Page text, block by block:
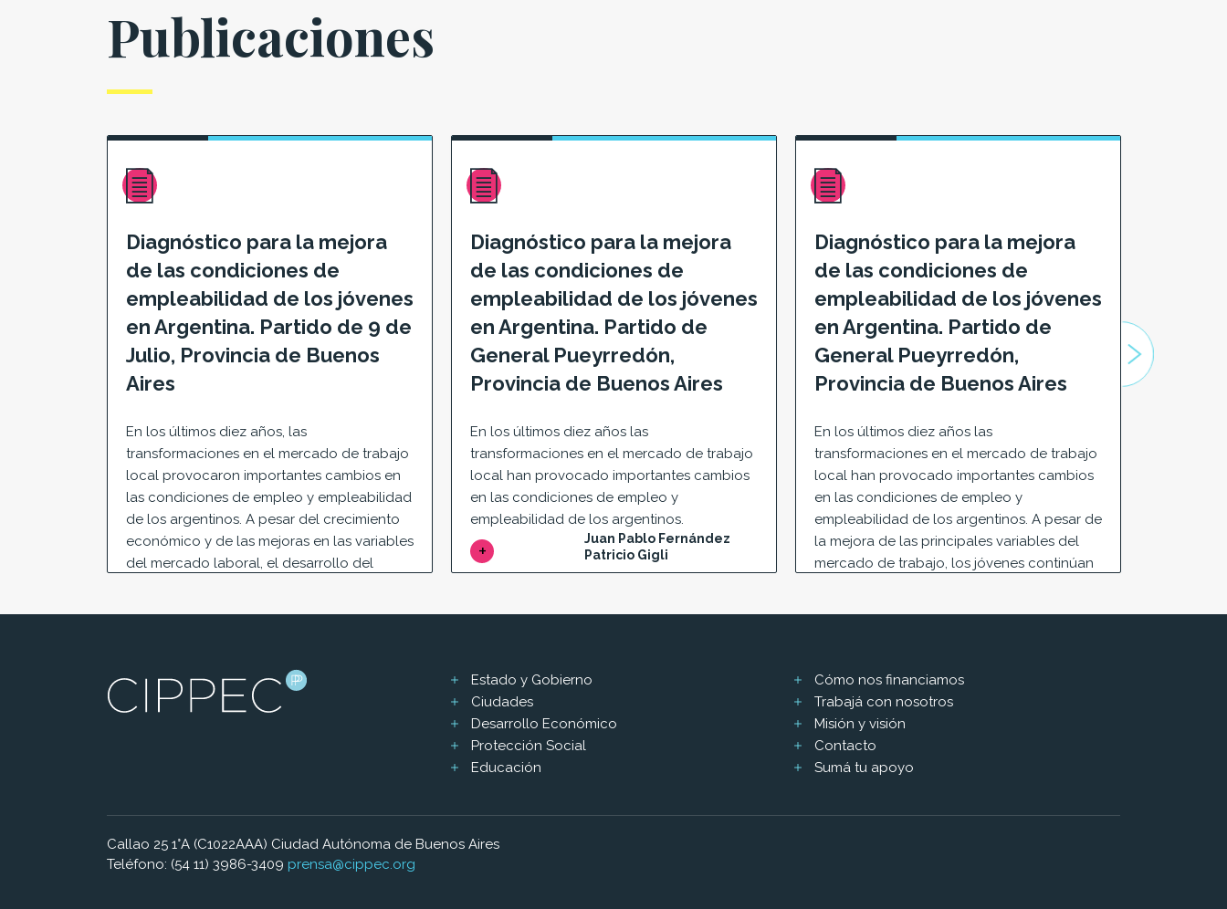
Publicaciones
Diagnóstico para la mejora
de las condiciones de
empleabilidad de los jóvenes
en Argentina. Partido de 9 de
Julio, Provincia de Buenos
Aires
En los últimos diez años, las
transformaciones en el mercado de trabajo
local provocaron importantes cambios en
las condiciones de empleo y empleabilidad
de los argentinos. A pesar del crecimiento
económico y de las mejoras en las variables
del mercado laboral, el desarrollo del
Diagnóstico para la mejora
de las condiciones de
empleabilidad de los jóvenes
en Argentina. Partido de
General Pueyrredón,
Provincia de Buenos Aires
En los últimos diez años las
transformaciones en el mercado de trabajo
local han provocado importantes cambios
en las condiciones de empleo y
empleabilidad de los argentinos.
Juan Pablo Fernández
Patricio Gigli
Diagnóstico para la mejora
de las condiciones de
empleabilidad de los jóvenes
en Argentina. Partido de
General Pueyrredón,
Provincia de Buenos Aires
En los últimos diez años las
transformaciones en el mercado de trabajo
local han provocado importantes cambios
en las condiciones de empleo y
empleabilidad de los argentinos. A pesar de
la mejora de las principales variables del
mercado de trabajo, los jóvenes continúan
Estado y Gobierno
Ciudades
Desarrollo Económico
Protección Social
Educación
Cómo nos financiamos
Trabajá con nosotros
Misión y visión
Contacto
Sumá tu apoyo
Callao 25 1°A (C1022AAA) Ciudad Autónoma de Buenos Aires
Teléfono: (54 11) 3986-3409 prensa@cippec.org